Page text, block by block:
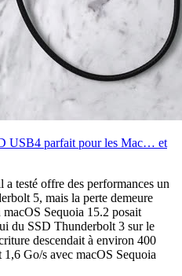
USB4 parfait pour les Mac… et
testé offre des performances un
5, mais la perte demeure
Sequoia 15.2 posait
du SSD Thunderbolt 3 sur le
descendait à environ 400
Go/s avec macOS Sequoia